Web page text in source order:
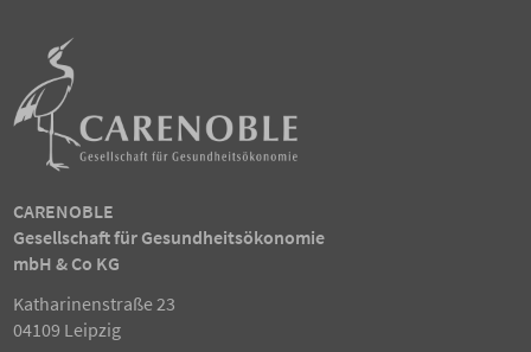
CARENOBLE
Gesellschaft für Gesundheitsökonomie
mbH & Co KG
Katharinenstraße 23
04109 Leipzig